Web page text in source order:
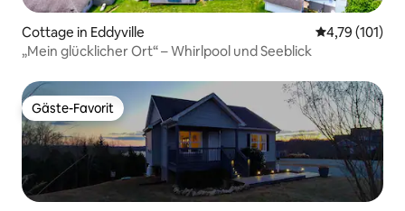
Cottage in Eddyville
4,79 (101)
„Mein glücklicher Ort“ – Whirlpool und Seeblick
Gäste-Favorit
Gäste-Favorit